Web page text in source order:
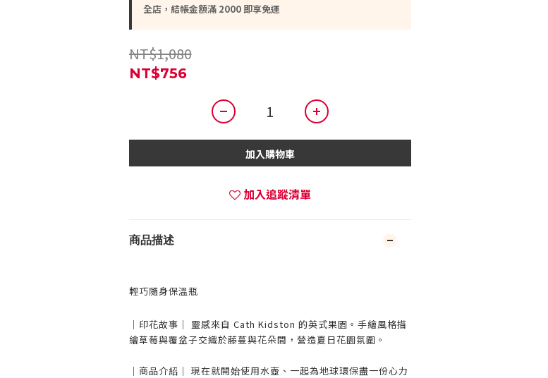
全店，結帳金額滿 2000 即享免運
NT$1,080
NT$756
加入購物車
加入追蹤清單
商品描述
輕巧隨身保溫瓶
｜印花故事｜ 靈感來自 Cath Kidston 的英式果園。手繪風格描
繪草莓與覆盆子交織於藤蔓與花朵間，營造夏日花園氛圍。
｜商品介紹｜ 現在就開始使用水壺、一起為地球環保盡一份心力